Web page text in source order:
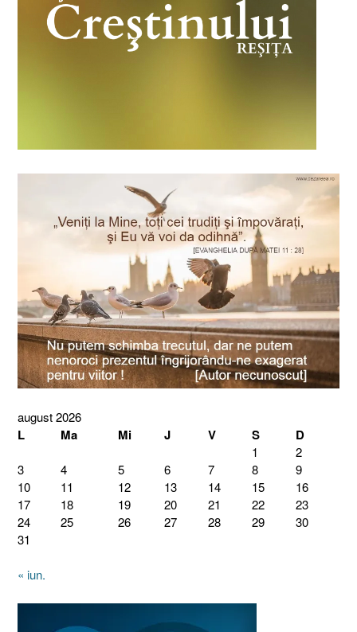
august 2026
L Ma Mi J V S D
1
2
3
4 5 6 7 8
9
10
11 12 13 14 15
16
17
18 19 20 21 22
23
24
25 26 27 28 29
30
31
« iun.